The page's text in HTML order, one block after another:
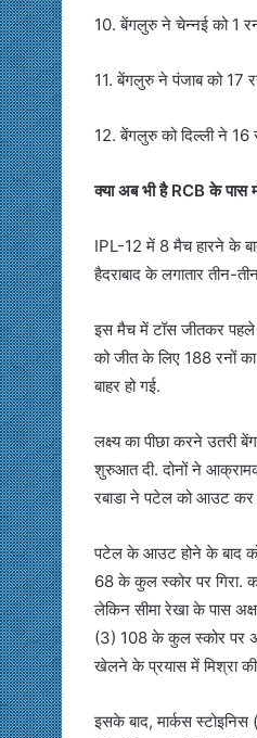
10. बेंगलुरु ने चेन्नई को 1
11. बेंगलुरु ने पंजाब को 17
12. बेंगलुरु को दिल्ली ने 16
क्या अब भी है RCB के पास
IPL-12 में 8 मैच हारने के
हैदराबाद के लगातार तीन-
इस मैच में टॉस जीतकर पहले
को जीत के लिए 188 रनों
बाहर हो गई.
लक्ष्य का पीछा करने
शुरुआत दी. दोनों ने
रबाडा ने पटेल को आउट कर
पटेल के आउट होने के बाद
68 के कुल स्कोर पर गिरा.
लेकिन सीमा रेखा के पास
(3) 108 के कुल स्कोर पर
खेलने के प्रयास में मिश्रा
इसके बाद, मार्कस